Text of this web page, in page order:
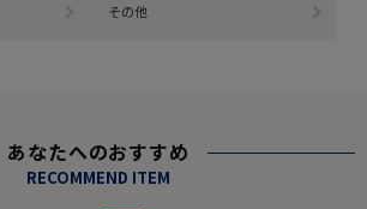
その他
あなたへのおすすめ
RECOMMEND ITEM